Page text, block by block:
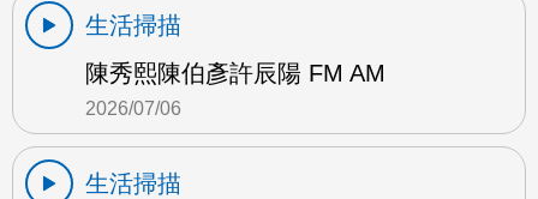
生活掃描
陳秀熙陳伯彥許辰陽 FM AM
2026/07/06
生活掃描